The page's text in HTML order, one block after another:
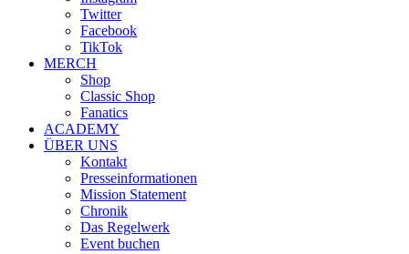
Twitter
Facebook
TikTok
MERCH
Shop
Classic Shop
Fanatics
ACADEMY
ÜBER UNS
Kontakt
Presseinformationen
Mission Statement
Chronik
Das Regelwerk
Event buchen